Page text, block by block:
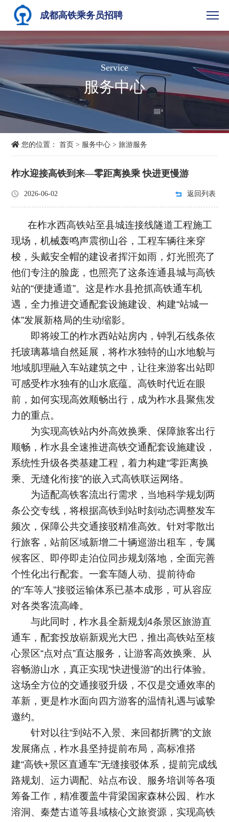
成都高铁乘务员招聘
Service
服务中心
您的位置：首页 > 服务中心 >旅游服务
柞水迎接高铁到来—零距离换乘 快进更慢游
2026-06-02 返回列表
在柞水西高铁站至县城连接线隧道工程施工
现场，机械轰鸣声震彻山谷，工程车辆往来穿
梭，头戴安全帽的建设者挥汗如雨，灯光照亮了
他们专注的脸庞，也照亮了这条连通县城与高铁
站的“便捷通道”。这是柞水县抢抓高铁通车机
遇，全力推进交通配套设施建设、构建“站城一
体”发展新格局的生动缩影。
即将竣工的柞水西站站房内，钟乳石线条依
托玻璃幕墙自然延展，将柞水独特的山水地貌与
地域肌理融入车站建筑之中，让往来游客出站即
可感受柞水独有的山水底蕴。高铁时代近在眼
前，如何实现高效顺畅出行，成为柞水县聚焦发
力的重点。
为实现高铁站内外高效换乘、保障旅客出行
顺畅，柞水县全速推进高铁交通配套设施建设，
系统性升级各类基建工程，着力构建“零距离换
乘、无缝化衔接”的嵌入式高铁联运网络。
为适配高铁客流出行需求，当地科学规划两
条公交专线，将根据高铁到站时刻动态调整发车
频次，保障公共交通接驳精准高效。针对零散出
行旅客，站前区域新增二十辆巡游出租车，专属
候客区、即停即走泊位同步规划落地，全面完善
个性化出行配套。一套车随人动、提前待命
的“车等人”接驳运输体系已基本成形，可从容应
对各类客流高峰。
与此同时，柞水县全新规划4条景区旅游直
通车，配套投放崭新观光大巴，推出高铁站至核
心景区“点对点”直达服务，让游客高效换乘、从
容畅游山水，真正实现“快进慢游”的出行体验。
这场全方位的交通接驳升级，不仅是交通效率的
革新，更是柞水面向四方游客的温情礼遇与诚挚
邀约。
针对以往“到站不入景、来回都折腾”的文旅
发展痛点，柞水县坚持提前布局，高标准搭
建“高铁+景区直通车”无缝接驳体系，提前完成线
路规划、运力调配、站点布设、服务培训等各项
筹备工作，精准覆盖牛背梁国家森林公园、柞水
溶洞、秦楚古道等县域核心文旅资源，实现高铁